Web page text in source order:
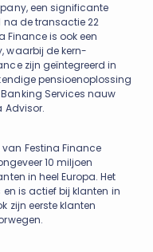
een significante
na de transactie 22
Finance is ook een
waarbij de kern-
zijn geïntegreerd in
pensioenoplossing
Services nauw
Advisor.
Festina Finance
10 miljoen
in heel Europa. Het
is actief bij klanten in
zijn eerste klanten